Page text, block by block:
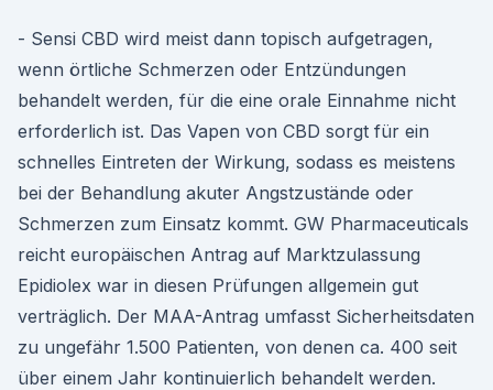
- Sensi CBD wird meist dann topisch aufgetragen,
wenn örtliche Schmerzen oder Entzündungen
behandelt werden, für die eine orale Einnahme nicht
erforderlich ist. Das Vapen von CBD sorgt für ein
schnelles Eintreten der Wirkung, sodass es meistens
bei der Behandlung akuter Angstzustände oder
Schmerzen zum Einsatz kommt. GW Pharmaceuticals
reicht europäischen Antrag auf Marktzulassung
Epidiolex war in diesen Prüfungen allgemein gut
verträglich. Der MAA-Antrag umfasst Sicherheitsdaten
zu ungefähr 1.500 Patienten, von denen ca. 400 seit
über einem Jahr kontinuierlich behandelt werden.